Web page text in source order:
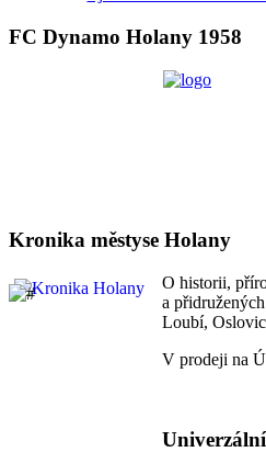
FC Dynamo Holany 1958
Kronika městyse Holany
O historii,
a
Loubí,
V prodeji na